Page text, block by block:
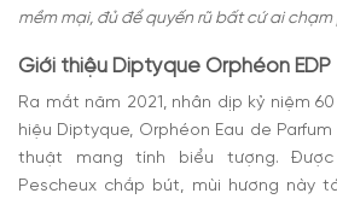
mềm mại, đủ để quyến rũ bất cứ ai chạm
Giới thiệu Diptyque Orphéon EDP
Ra mắt năm 2021, nhân dịp kỷ niệm
hiệu Diptyque, Orphéon Eau de
thuật mang tính biểu tượng.
Pescheux chắp bút, mùi hương này